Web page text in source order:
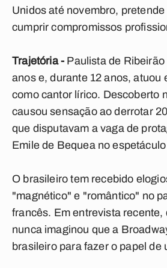
Unidos até novembro,
cumprir compromissos
Trajetória - Paulista de
anos e, durante 12 anos, atuou
como cantor lírico. Descoberto
causou sensação ao derrotar
que disputavam a vaga de
Emile de Bequea no espetáculo
O brasileiro tem recebido
"magnético" e "romântico" no
francês. Em entrevista recente,
nunca imaginou que a
brasileiro para fazer o papel de